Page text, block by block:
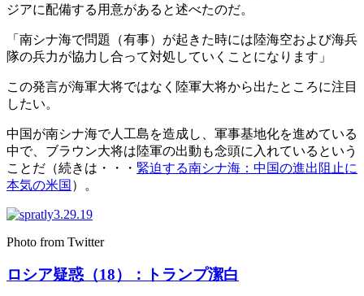
ジアに配備する用意があると述べたのだ。
「南シナ海で問題（有事）が起きた時には陸海空および海兵
隊の兵力が協力し合って対処していくことになります」
この発言が海軍大将ではなく陸軍大将から出たところに注目
したい。
中国が南シナ海で人工島を造成し、軍事基地化を進めている
中で、ブラウン大将は陸軍の出動も念頭に入れているという
ことだ（続きは・・・ 緊迫する南シナ海：中国の進出阻止に
本気の米国 ）。
Photo from Twitter
ロシア疑惑（18）：トランプ潔白